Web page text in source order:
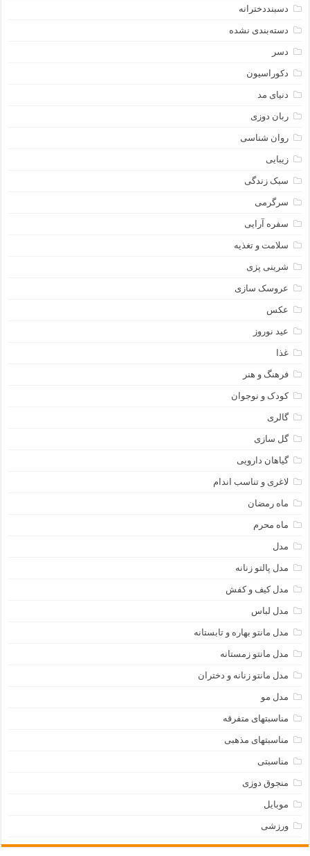
دسبنددخترانه
دسته‌بندی نشده
دسر
دکوراسیون
دنیای مد
ربان دوزی
روان شناسی
زیبایی
سبک زندگی
سرگرمی
سفره آرایی
سلامت و تغذیه
شرینی پزی
عروسک سازی
عکس
عید نوروز
غذا
فرهنگ و هنر
کودک و نوجوان
گالری
گل سازی
گیاهان دارویی
لاغری و تناسب اندام
ماه رمضان
ماه محرم
مدل
مدل پالتو زنانه
مدل کیف و کفش
مدل لباس
مدل مانتو بهاره و تابستانه
مدل مانتو زمستانه
مدل مانتو زنانه و دختران
مدل مو
مناسبتهای متفرقه
مناسبتهای مذهبی
مناسبتی
منجوق دوزی
موبایل
ورزشی